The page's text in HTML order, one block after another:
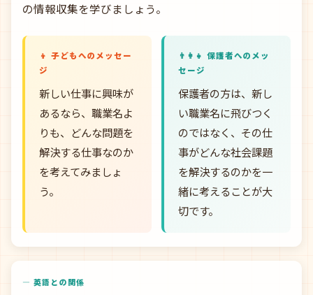
の情報収集を学びましょう。
👦 子どもへのメッセー
ジ
新しい仕事に興味が
あるなら、職業名よ
りも、どんな問題を
解決する仕事なのか
を考えてみましょ
う。
👨‍👩‍👧 保護者へのメッ
セージ
保護者の方は、新し
い職業名に飛びつく
のではなく、その仕
事がどんな社会課題
を解決するのかを一
緒に考えることが大
切です。
— 英語との関係